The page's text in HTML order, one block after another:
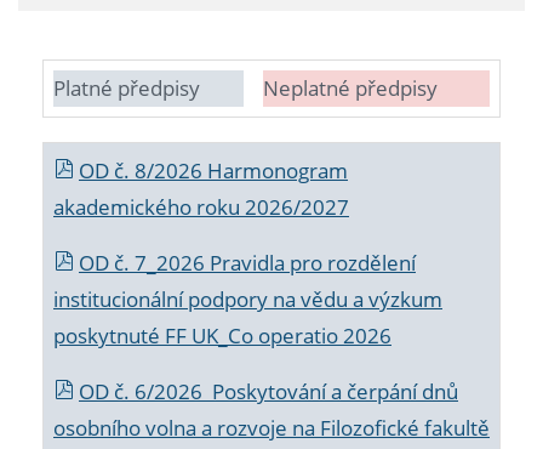
Platné předpisy Neplatné předpisy
OD č. 8/2026 Harmonogram
akademického roku 2026/2027
OD č. 7_2026 Pravidla pro rozdělení
institucionální podpory na vědu a výzkum
poskytnuté FF UK_Co operatio 2026
OD č. 6/2026 Poskytování a čerpání dnů
osobního volna a rozvoje na Filozofické fakultě